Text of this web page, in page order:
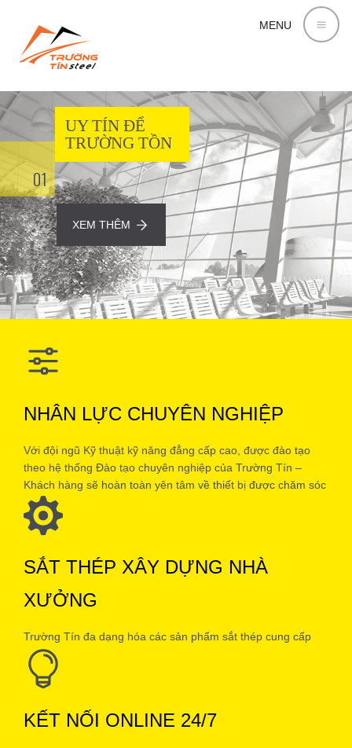
MENU
UY TÍN ĐỂ
TRƯỜNG TỒN
01
XEM THÊM
NHÂN LỰC CHUYÊN NGHIỆP
Với đội ngũ Kỹ thuật kỹ năng đẳng cấp cao, được đào tạo
theo hệ thống Đào tạo chuyên nghiệp của Trường Tín –
Khách hàng sẽ hoàn toàn yên tâm về thiết bị được chăm sóc
như chính kỹ sư nhà máy Trường Tín thực hiện.
SẮT THÉP XÂY DỰNG NHÀ
XƯỞNG
Trường Tín đa dạng hóa các sản phẩm sắt thép cung cấp
đầy đủ các sản phẩm thép xây dựng nhà, xương: Tôn cuộn,
tôn lợp, tôn cách nhiệt, thép cuộn, thép cán phẳng, các loại
phụ kiện phục vụ cho công trình dân dụng và nhà xưởng
KẾT NỐI ONLINE 24/7